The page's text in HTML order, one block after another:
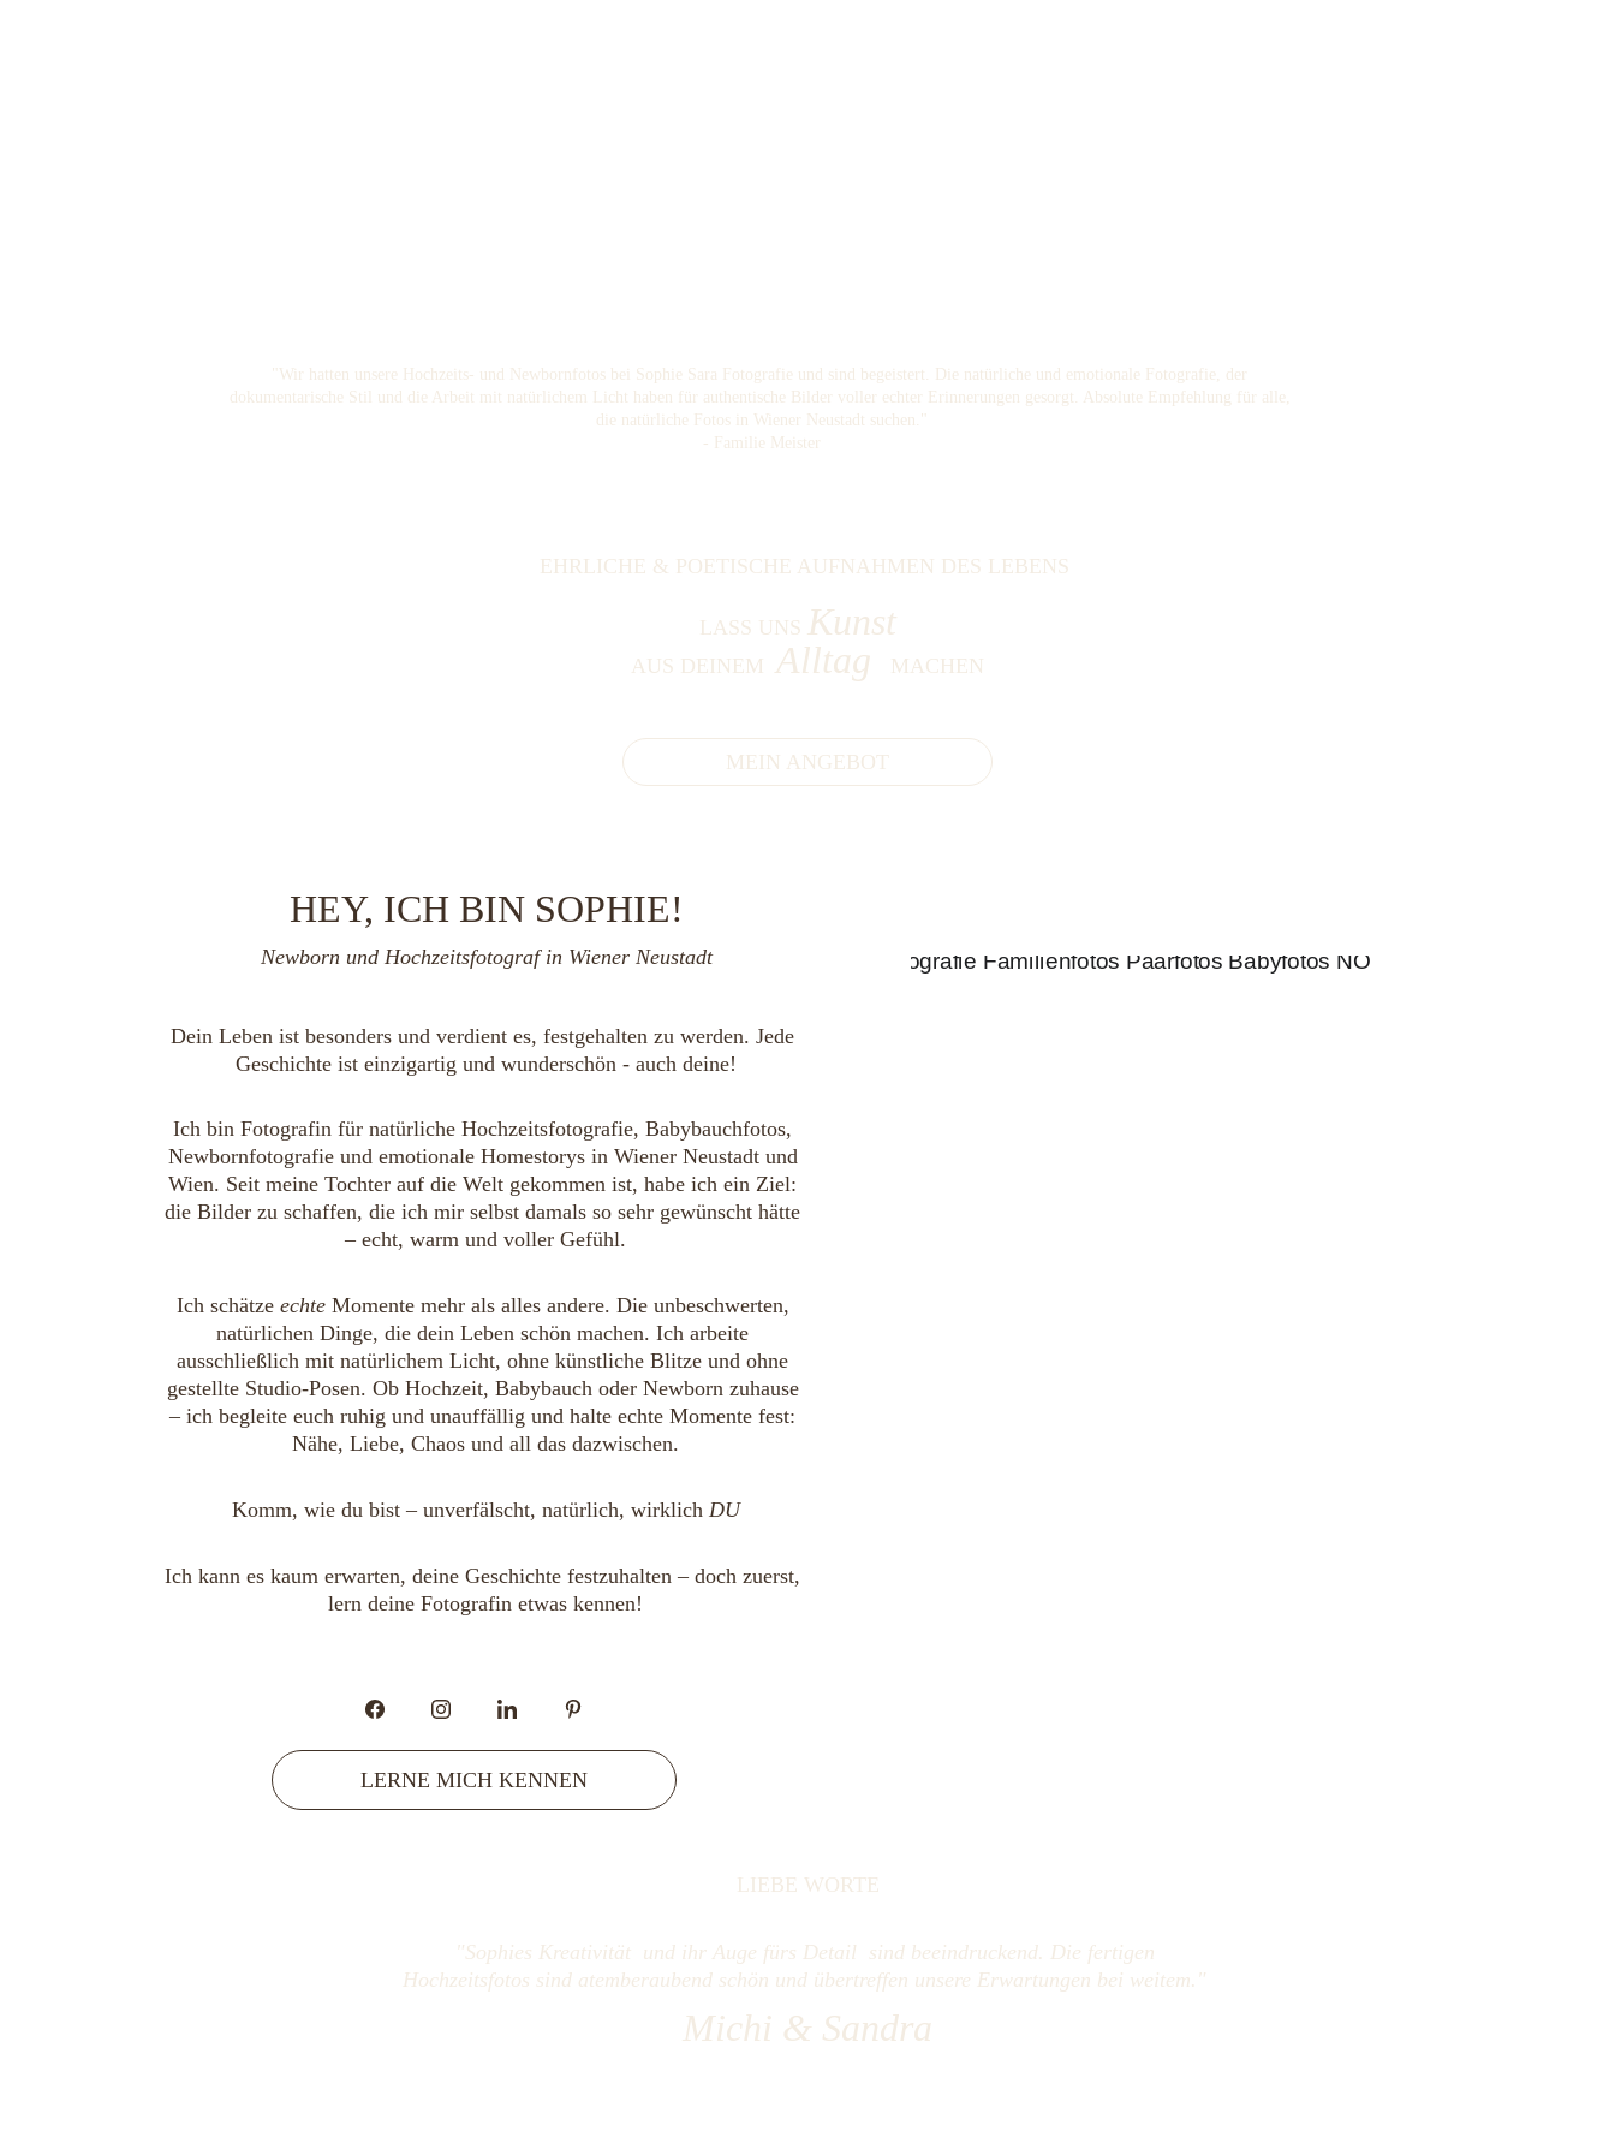
"Wir hatten unsere Hochzeits- und Newbornfotos bei Sophie Sara Fotografie und sind begeistert. Die natürliche und emotionale Fotografie, der
dokumentarische Stil und die Arbeit mit natürlichem Licht haben für authentische Bilder voller echter Erinnerungen gesorgt. Absolute Empfehlung für alle,
die natürliche Fotos in Wiener Neustadt suchen."
- Familie Meister
EHRLICHE & POETISCHE AUFNAHMEN DES LEBENS
LASS UNS Kunst
AUS DEINEM Alltag MACHEN
MEIN ANGEBOT
Dein Leben ist besonders und verdient es, festgehalten zu werden. Jede
Geschichte ist einzigartig und wunderschön - auch deine!
Ich bin Fotografin für natürliche Hochzeitsfotografie, Babybauchfotos,
Newbornfotografie und emotionale Homestorys in Wiener Neustadt und
Wien. Seit meine Tochter auf die Welt gekommen ist, habe ich ein Ziel:
die Bilder zu schaffen, die ich mir selbst damals so sehr gewünscht hätte
– echt, warm und voller Gefühl.
Ich schätze echte Momente mehr als alles andere. Die unbeschwerten,
natürlichen Dinge, die dein Leben schön machen. Ich arbeite
ausschließlich mit natürlichem Licht, ohne künstliche Blitze und ohne
gestellte Studio-Posen. Ob Hochzeit, Babybauch oder Newborn zuhause
– ich begleite euch ruhig und unauffällig und halte echte Momente fest:
Nähe, Liebe, Chaos und all das dazwischen.
Komm, wie du bist – unverfälscht, natürlich, wirklich DU
Ich kann es kaum erwarten, deine Geschichte festzuhalten – doch zuerst,
lern deine Fotografin etwas kennen!
LERNE MICH KENNEN
HEY, ICH BIN SOPHIE!
Newborn und Hochzeitsfotograf in Wiener Neustadt
LIEBE WORTE
"Sophies Kreativität  und ihr Auge fürs Detail  sind beeindruckend. Die fertigen
Hochzeitsfotos sind atemberaubend schön und übertreffen unsere Erwartungen bei weitem."
Michi & Sandra